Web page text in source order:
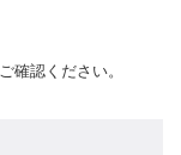
確認ください。